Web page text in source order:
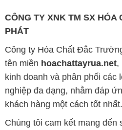
CÔNG TY XNK TM SX
PHÁT
Công ty Hóa Chất Đắc
tên miền hoachattayrua.net,
kinh doanh và phân phối các
nghiệp đa dạng, nhằm đáp
khách hàng một cách tốt nhất.
Chúng tôi cam kết mang đến